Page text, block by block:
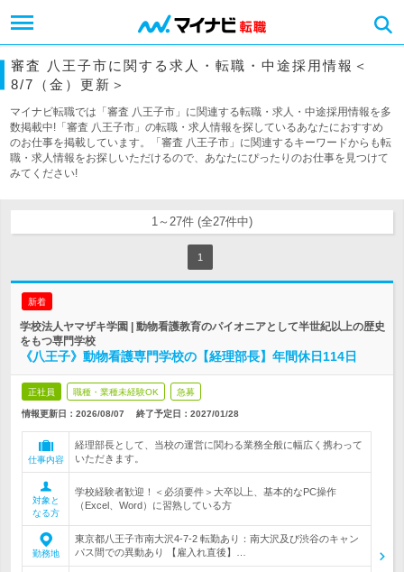
審査 八王子市に関する求人・転職・中途採用情報＜
8/7（金）更新＞
マイナビ転職では「審査 八王子市」に関連する転職・求人・中途採用情報を多
数掲載中!「審査 八王子市」の転職・求人情報を探しているあなたにおすすめ
のお仕事を掲載しています。「審査 八王子市」に関連するキーワードからも転
職・求人情報をお探しいただけるので、あなたにぴったりのお仕事を見つけて
みてください!
1～27件 (全27件中)
1
新着
学校法人ヤマザキ学園 | 動物看護教育のパイオニアとして半世紀以上の歴史
をもつ専門学校
《八王子》動物看護専門学校の【経理部長】年間休日114日
正社員 職種・業種未経験OK 急募
情報更新日：2026/08/07 終了予定日： 2027/01/28
仕事内容
経理部長として、当校の運営に関わる業務全般に幅広く携わって
いただきます。
対象と
なる方
学校経験者歓迎！＜必須要件＞大卒以上、基本的なPC操作
（Excel、Word）に習熟している方
勤務地
東京都八王子市南大沢4-7-2 転勤あり：南大沢及び渋谷のキャン
パス間での異動あり 【雇入れ直後】…